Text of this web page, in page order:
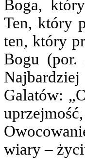
Boga,
Ten, który
ten, który
Bogu (por.
Galatów:
wiary –